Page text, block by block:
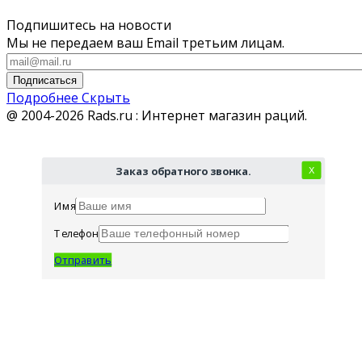
Подпишитесь на новости
Мы не передаем ваш Email третьим лицам.
Подписаться
Подробнее Скрыть
@ 2004-2026 Rads.ru : Интернет магазин раций.
Заказ обратного звонка.
Имя
Телефон
Отправить
Х